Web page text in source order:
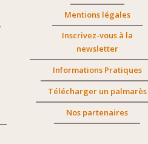
Mentions légales
Inscrivez-vous à la
newsletter
Informations Pratiques
Télécharger un palmarès
Nos partenaires